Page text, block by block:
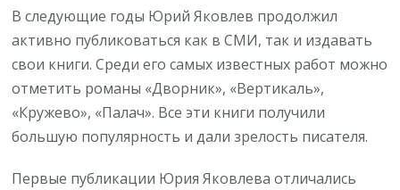
В следующие годы Юрий Яковлев продолжил
активно публиковаться как в СМИ, так и издавать
свои книги. Среди его самых известных работ можно
отметить романы «Дворник», «Вертикаль»,
«Кружево», «Палач». Все эти книги получили
большую популярность и дали зрелость писателя.
Первые публикации Юрия Яковлева отличались